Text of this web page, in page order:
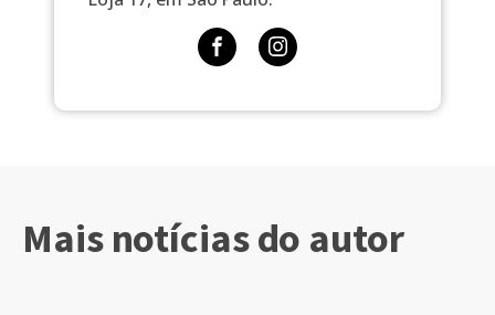
Mais notícias do autor